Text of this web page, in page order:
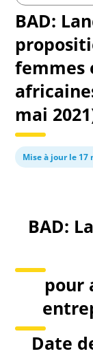
BAD:
femmes
mai
Mise à jour le 17
BAD:
pour
Date